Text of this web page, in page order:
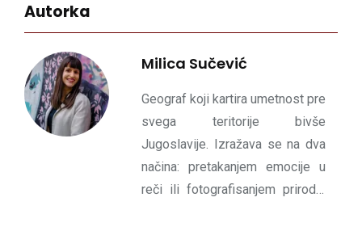
Autorka
Milica Sučević
Geograf koji kartira umetnost pre
svega teritorije bivše
Jugoslavije. Izražava se na dva
načina: pretakanjem emocije u
reči ili fotografisanjem prirode.